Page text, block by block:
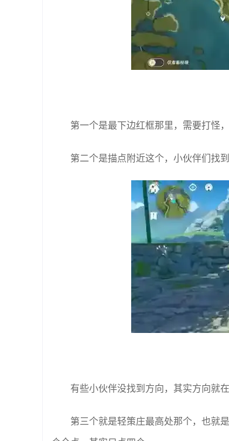
第一个是最下边红框那里，需要打怪
第二个是描点附近这个，小伙伴们找
有些小伙伴没找到方向，其实方向就
第三个就是轻策庄最高处那个，也就